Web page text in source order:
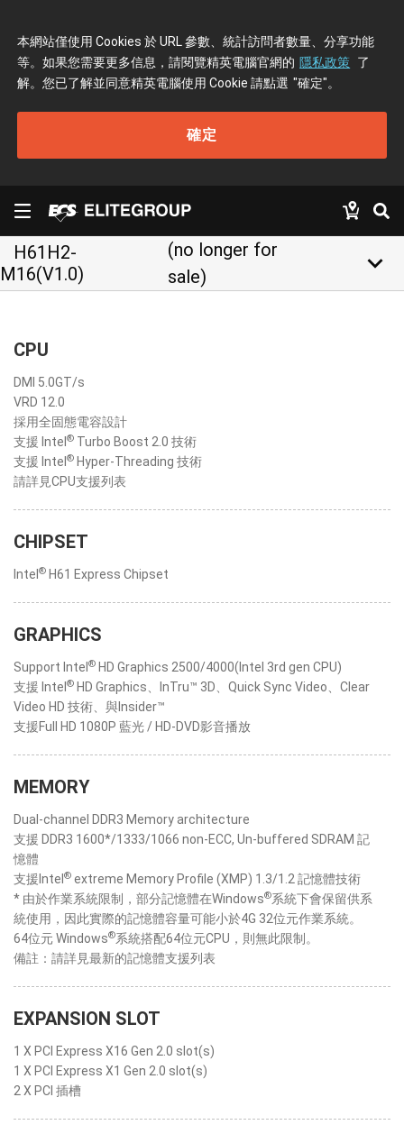
本網站僅使用 Cookies 於 URL 參數、統計訪問者數量、分享功能
等。如果您需要更多信息，請閱覽精英電腦官網的 隱私政策 了
解。您已了解並同意精英電腦使用 Cookie 請點選 "確定"。
確定
H61H2-
M16(V1.0)
(no longer for
sale)
keyboard_arrow_down
CPU
DMI 5.0GT/s
VRD 12.0
採用全固態電容設計
支援 Intel ® Turbo Boost 2.0 技術
支援 Intel ® Hyper-Threading 技術
請詳見CPU支援列表
CHIPSET
Intel ® H61 Express Chipset
GRAPHICS
Support Intel ® HD Graphics 2500/4000(Intel 3rd gen CPU)
支援 Intel ® HD Graphics、InTru™ 3D、Quick Sync Video、Clear
Video HD 技術、與Insider™
支援Full HD 1080P 藍光 / HD-DVD影音播放
MEMORY
Dual-channel DDR3 Memory architecture
支援 DDR3 1600*/1333/1066 non-ECC, Un-buffered SDRAM 記
憶體
支援Intel ® extreme Memory Profile (XMP) 1.3/1.2 記憶體技術
* 由於作業系統限制，部分記憶體在Windows®系統下會保留供系
統使用，因此實際的記憶體容量可能小於4G 32位元作業系統。
64位元 Windows®系統搭配64位元CPU，則無此限制。
備註：請詳見最新的記憶體支援列表
EXPANSION SLOT
1 X PCI Express X16 Gen 2.0 slot(s)
1 X PCI Express X1 Gen 2.0 slot(s)
2 X PCI 插槽